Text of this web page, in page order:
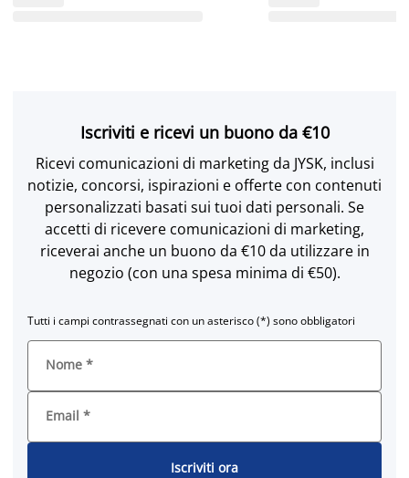
Iscriviti e ricevi un buono da €10
Ricevi comunicazioni di marketing da JYSK, inclusi
notizie, concorsi, ispirazioni e offerte con contenuti
personalizzati basati sui tuoi dati personali. Se
accetti di ricevere comunicazioni di marketing,
riceverai anche un buono da €10 da utilizzare in
negozio (con una spesa minima di €50).
Tutti i campi contrassegnati con un asterisco (*) sono obbligatori
Nome *
Email *
Iscriviti ora